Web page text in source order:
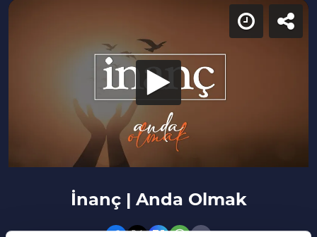
İnanç | Anda Olmak